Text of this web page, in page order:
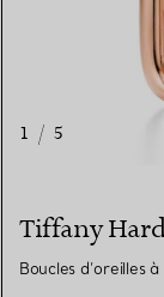
1 / 5
Tiffany
Boucles d’oreilles